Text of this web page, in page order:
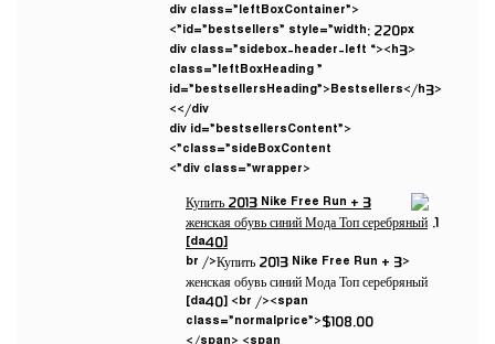
<div class=”leftBoxContainer”
id=”bestsellers” style=”width: 220px”>
<div class=”sidebox-header-left “><h3
class=”leftBoxHeading ”
id=”bestsellersHeading”>Bestsellers</h3>
</div>
<div id=”bestsellersContent”
class=”sideBoxContent”>
<div class=”wrapper”>
<br />Купить 2013 Nike Free Run + 3
женская обувь синий Мода Топ серебряный
[da40] <br /><span
class=”normalprice”>$108.00